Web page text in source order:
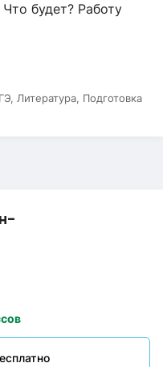
будет? Работу
Литература, Подготовка